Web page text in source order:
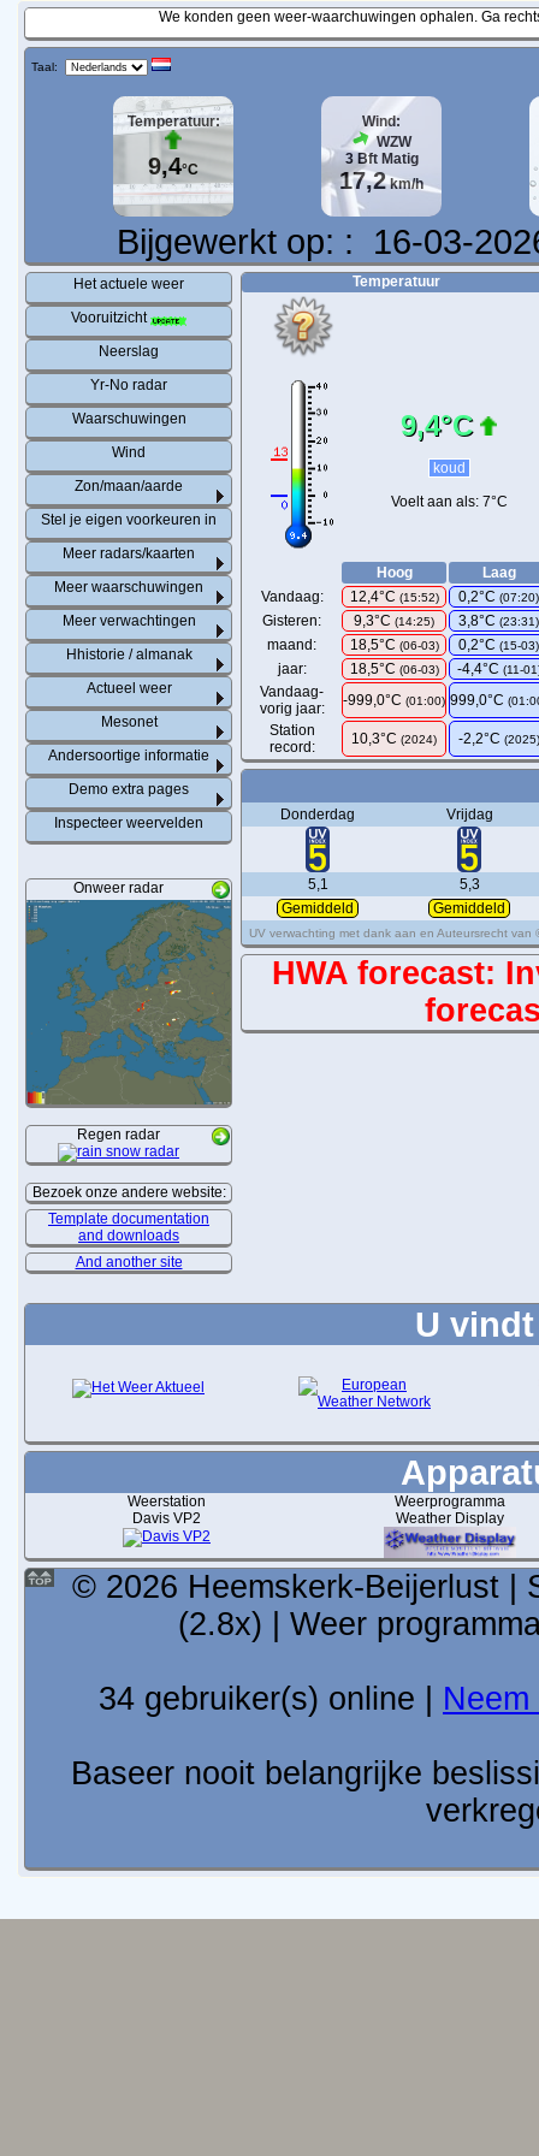
We konden geen weer-waarchuwingen ophalen. Ga
Taal:
Temperatuur:
9,4°C
Wind:
WZW
3Bft Matig
17,2km/h
Bijgewerkt op: : 16-03-
Het actuele weer
Vooruitzicht
Neerslag
Yr-No radar
Waarschuwingen
Wind
Zon/maan/aarde
Stel je eigen voorkeuren in
Meer radars/kaarten
Meer waarschuwingen
Meer verwachtingen
Hhistorie / almanak
Actueel weer
Mesonet
Andersoortige informatie
Demo extra pages
Inspecteer weervelden
Onweer radar
Regen radar
Bezoek onze andere website:
Template documentation
and downloads
And another site
Temperatuur
9,4°C
koud
Voelt aan als: 7°C
Hoog
Laag
Vandaag:
12,4°C (15:52) 0,2°C (07:20)
Gisteren: 9,3°C(14:25) 3,8°C(23:31)
maand: 18,5°C (06-03) 0,2°C(15-03)
jaar: 18,5°C (06-03) -4,4°C (11-
Vandaag-
vorig jaar:
-999,0°C(01:00) 999,0°C
Station
record:
10,3°C(2024) -2,2°C (2025)
Donderdag Vrijdag
5,1
5,3
Gemiddeld
Gemiddeld
UV verwachting met dank aan en Auteursrecht van
HWA forecast:
U
Weerstation
Davis VP2
Weerprogramma
Weather Display
© 2026 Heemskerk-Beijerlust |
(2.8x) | Weer
34 gebruiker(s) online |
Baseer nooit belangrijke